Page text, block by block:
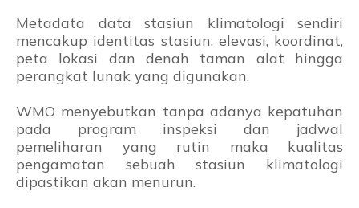
Metadata data stasiun klimatologi sendiri
mencakup identitas stasiun, elevasi, koordinat,
peta lokasi dan denah taman alat hingga
perangkat lunak yang digunakan.
WMO menyebutkan tanpa adanya kepatuhan
pada program inspeksi dan jadwal
pemeliharan yang rutin maka kualitas
pengamatan sebuah stasiun klimatologi
dipastikan akan menurun.